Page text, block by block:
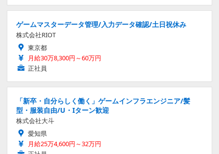
ゲームマスターデータ管理/入力データ確認/土日祝休み
株式会社RIOT
東京都
月給30万8,300円～60万円
正社員
「新卒・自分らしく働く」ゲームインフラエンジニア/髪
型・服装自由/U・Iターン歓迎
株式会社大斗
愛知県
月給25万4,600円～32万円